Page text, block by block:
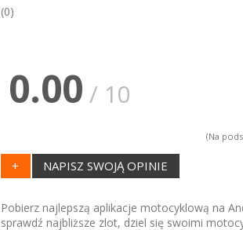
(0)
0.00 / 10
(Na
+ NAPISZ SWOJĄ OPINIE
Pobierz najlepszą aplikacje motocyklową na
sprawdź najbliższe zlot, dziel się swoimi